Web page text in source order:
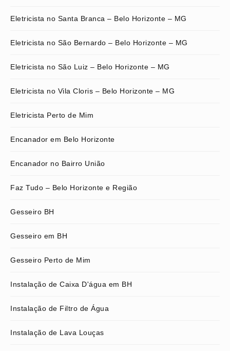
Eletricista no Santa Branca – Belo Horizonte – MG
Eletricista no São Bernardo – Belo Horizonte – MG
Eletricista no São Luiz – Belo Horizonte – MG
Eletricista no Vila Cloris – Belo Horizonte – MG
Eletricista Perto de Mim
Encanador em Belo Horizonte
Encanador no Bairro União
Faz Tudo – Belo Horizonte e Região
Gesseiro BH
Gesseiro em BH
Gesseiro Perto de Mim
Instalação de Caixa D'água em BH
Instalação de Filtro de Água
Instalação de Lava Louças